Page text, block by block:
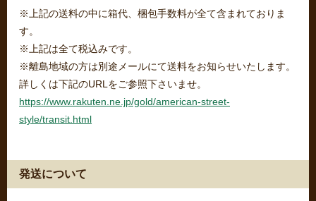
※上記の送料の中に箱代、梱包手数料が全て含まれておりま
す。
※上記は全て税込みです。
※離島地域の方は別途メールにて送料をお知らせいたします。
詳しくは下記のURLをご参照下さいませ。
https://www.rakuten.ne.jp/gold/american-street-
style/transit.html
発送について